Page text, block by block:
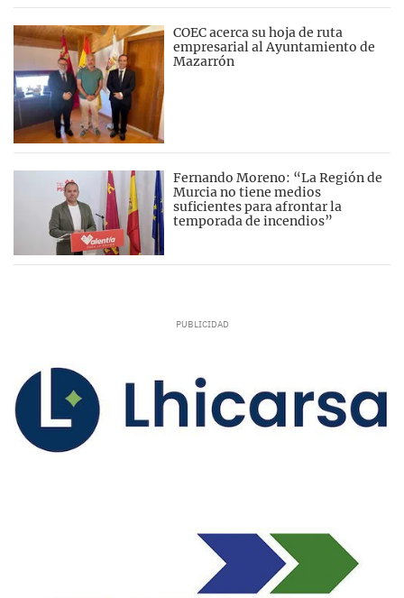
COEC acerca su hoja de ruta
empresarial al Ayuntamiento de
Mazarrón
Fernando Moreno: “La Región de
Murcia no tiene medios
suficientes para afrontar la
temporada de incendios”